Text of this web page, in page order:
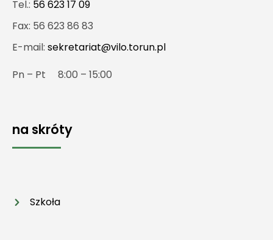
Tel.: 56 623 17 09
Fax: 56 623 86 83
E-mail: sekretariat@vilo.torun.pl
Pn – Pt 8:00 – 15:00
na skróty
Szkoła